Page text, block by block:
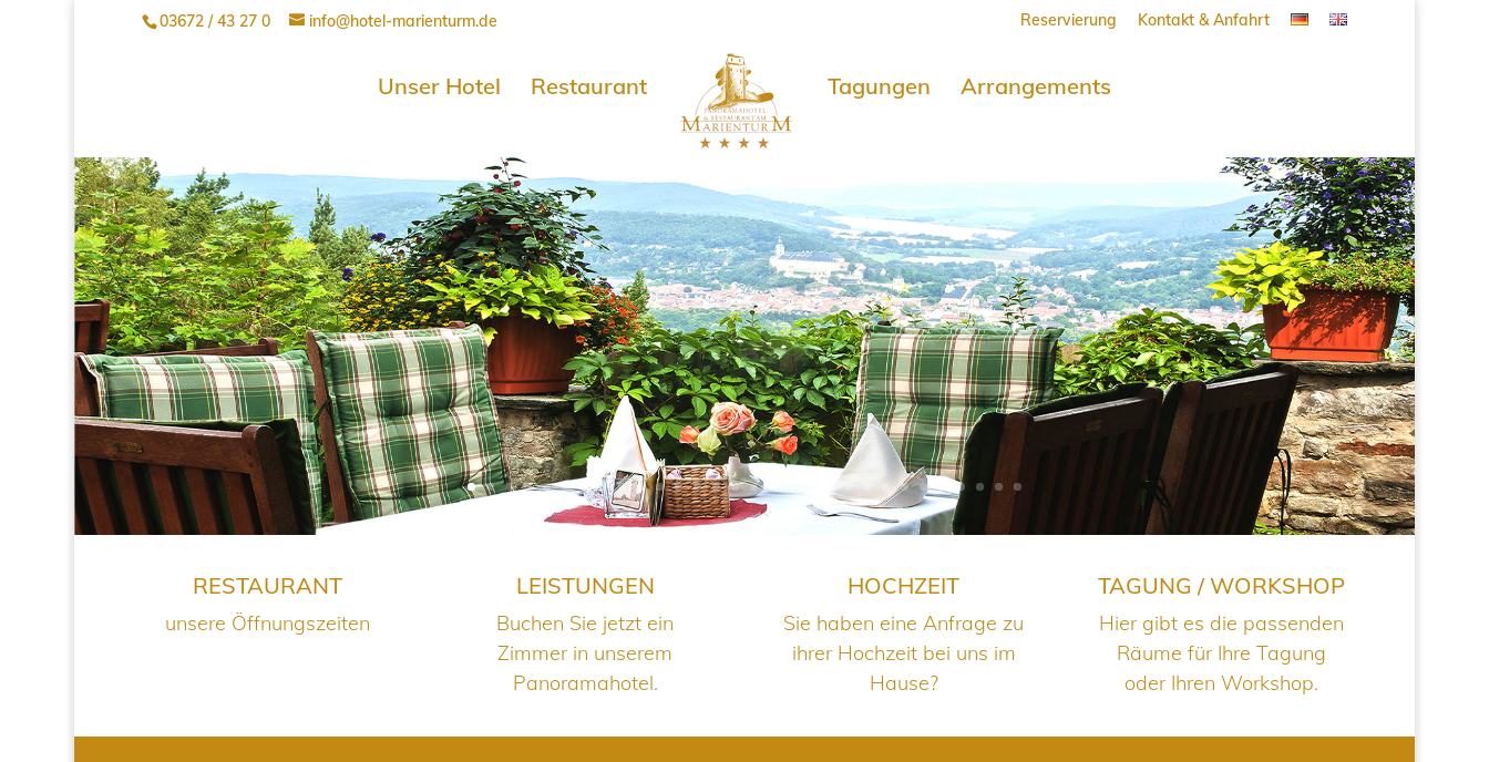
03672 / 43 27 0 info@hotel-marienturm.de Reservierung Kontakt & Anfahrt
Unser Hotel Restaurant Tagungen Arrangements
RESTAURANT
unsere Öffnungszeiten
LEISTUNGEN
Buchen Sie jetzt ein
Zimmer in unserem
Panoramahotel.
HOCHZEIT
Sie haben eine Anfrage zu
ihrer Hochzeit bei uns im
Hause?
TAGUNG / WORKSHOP
Hier gibt es die passenden
Räume für Ihre Tagung
oder Ihren Workshop.